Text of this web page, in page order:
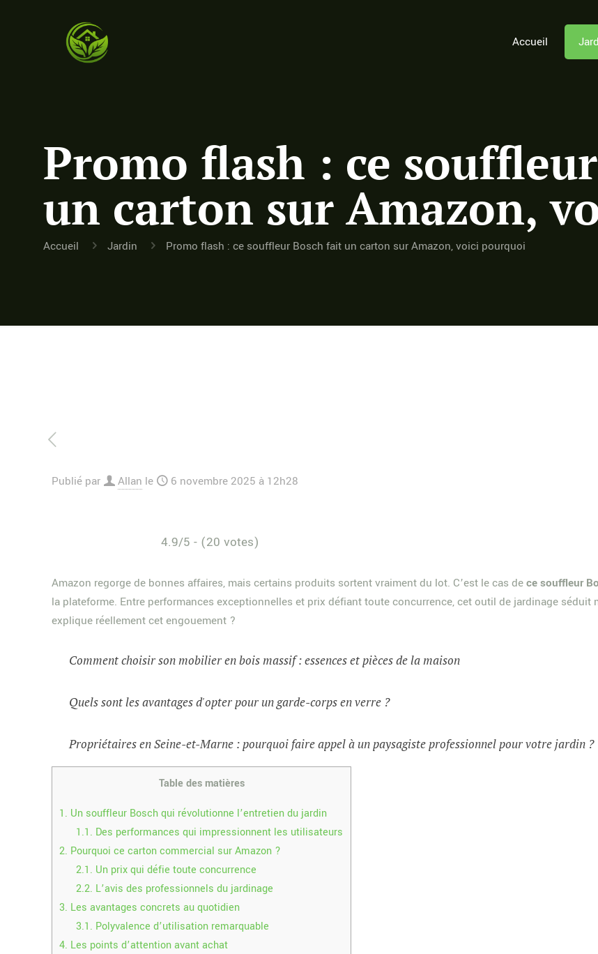
Accueil
Promo flash : ce
un carton sur Amazon,
Accueil Jardin Promo flash : ce souffleur Bosch fait un carton sur Amazon, voici pourquoi
Publié par Allan le 6 novembre 2025 à 12h28
4.9/5 - (20 votes)
Amazon regorge de bonnes affaires, mais certains produits sortent vraiment du lot. C’est le cas dece souffleur
la plateforme. Entre performances exceptionnelles et prix défiant toute concurrence, cet outil de jardinage séduit
explique réellement cet engouement ?
Comment choisir son mobilier en bois massif : essences et pièces de la maison
Quels sont les avantages d'opter pour un garde-corps en verre ?
Propriétaires en Seine-et-Marne : pourquoi faire appel à un paysagiste professionnel pour votre jardin ?
Table des matières
1. Un souffleur Bosch qui révolutionne l’entretien du jardin
1.1. Des performances qui impressionnent les utilisateurs
2. Pourquoi ce carton commercial sur Amazon ?
2.1. Un prix qui défie toute concurrence
2.2. L’avis des professionnels du jardinage
3. Les avantages concrets au quotidien
3.1. Polyvalence d’utilisation remarquable
4. Les points d’attention avant achat